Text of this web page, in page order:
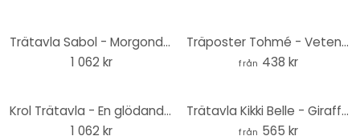
Trätavla Sabol - Morgondagg - 40x41,5 cm
1 062 kr
Träposter Tohmé - Vetenskapens kvinnor
från 438 kr
Krol Trätavla - En glödande solnedgång - fyrkantig - 40x41,5 cm
1 062 kr
Trätavla Kikki Belle - Girafferna - Rund
från 565 kr